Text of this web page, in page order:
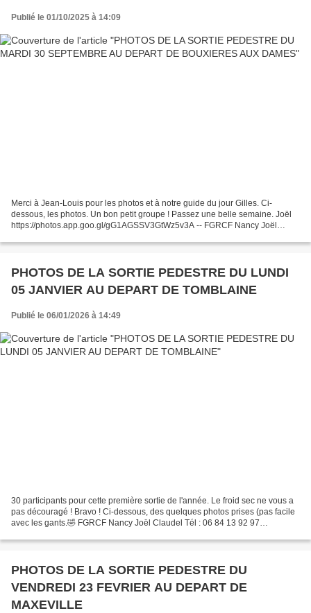
Publié le 01/10/2025 à 14:09
Merci à Jean-Louis pour les photos et à notre guide du jour Gilles. Ci-
dessous, les photos. Un bon petit groupe ! Passez une belle semaine. Joël
https://photos.app.goo.gl/gG1AGSSV3GtWz5v3A -- FGRCF Nancy Joël
PHOTOS DE LA SORTIE PEDESTRE DU LUNDI
05 JANVIER AU DEPART DE TOMBLAINE
Publié le 06/01/2026 à 14:49
30 participants pour cette première sortie de l'année. Le froid sec ne vous a
pas découragé ! Bravo ! Ci-dessous, des quelques photos prises (pas facile
avec les gants.🤣 FGRCF Nancy Joël Claudel Tél : 06 84 13 92 97
PHOTOS DE LA SORTIE PEDESTRE DU
VENDREDI 23 FEVRIER AU DEPART DE
MAXEVILLE